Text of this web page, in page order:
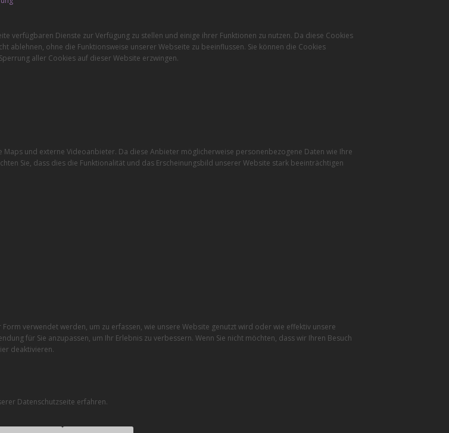
verfügbaren Dienste zur Verfügung zu stellen und einige ihrer Funktionen zu nutzen. Da diese Cookies
ablehnen, ohne die Funktionsweise unserer Webseite zu beeinflussen. Sie können die Cookies
aller Cookies auf dieser Website erzwingen.
und externe Videoanbieter. Da diese Anbieter möglicherweise personenbezogene Daten wie Ihre
Sie, dass dies die Funktionalität und das Erscheinungsbild unserer Website stark beeinträchtigen
verwendet werden, um zu erfassen, wie unsere Website genutzt wird oder wie effektiv unsere
für Sie anzupassen, um Ihr Erlebnis zu verbessern. Wenn Sie nicht möchten, dass wir Ihren Besuch
deaktivieren.
Datenschutzseite erfahren.